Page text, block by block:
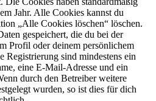
Jahr. Alle Cookies kannst du
„Alle Cookies löschen“ löschen.
gespeichert, die du bei der
Profil oder deinem persönlichem
Registrierung sind mindestens ein
eine E-Mail-Adresse und ein
durch den Betreiber weitere
wurden, so ist dies für dich